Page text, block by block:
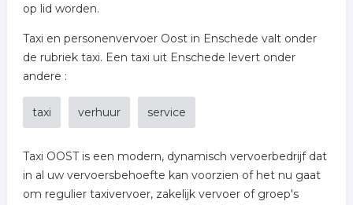
op lid worden.
Taxi en personenvervoer Oost in Enschede valt onder
de rubriek taxi. Een taxi uit Enschede levert onder
andere :
taxi verhuur service
Taxi OOST is een modern, dynamisch vervoerbedrijf dat
in al uw vervoersbehoefte kan voorzien of het nu gaat
om regulier taxivervoer, zakelijk vervoer of groep's